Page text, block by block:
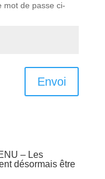
mot de passe ci-
Envoi
– Les
désormais être